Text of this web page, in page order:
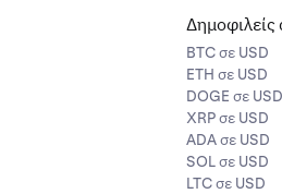
Δημοφιλείς
BTC σε USD
ETH σε USD
DOGE σε USD
XRP σε USD
ADA σε USD
SOL σε USD
LTC σε USD